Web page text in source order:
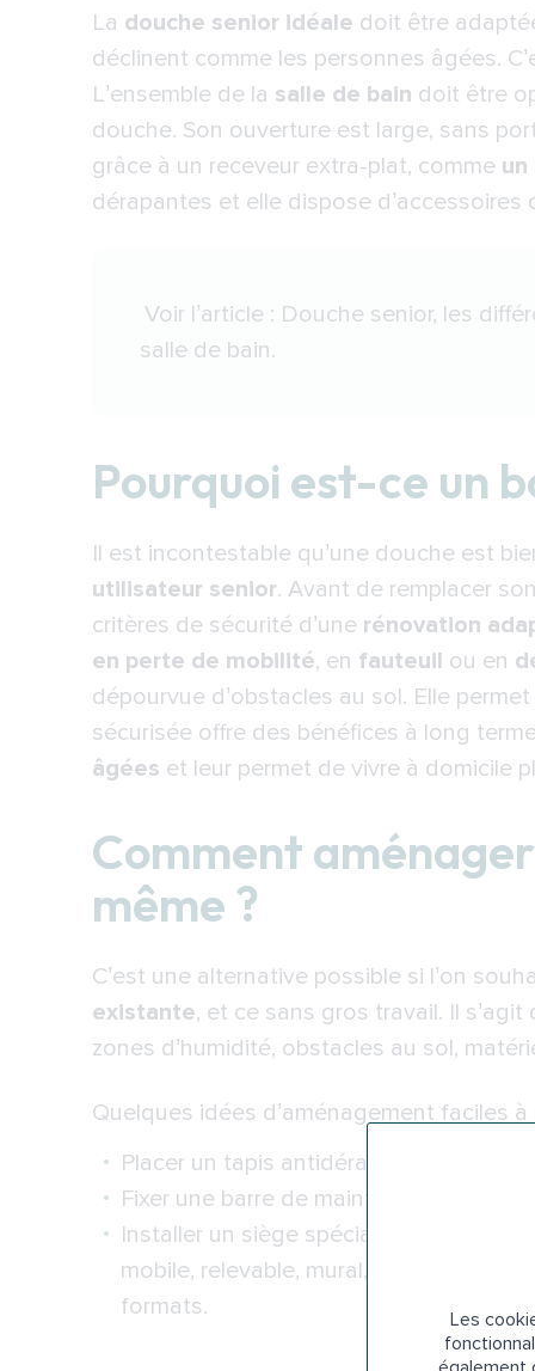
Les
Douche adaptée : faciliter le
A savoir avant d’acheter
Aménager une douche senior :
Installer une douche senior :
L’avantage d’une douche de
La solution innovante à prix
Comment équiper une salle de
La douche senior idéale doit être
déclinent comme les personnes âgées.
L’ensemble de la salle de bain doit être
douche. Son ouverture est large, sans
grâce à un receveur extra-plat, comme un
dérapantes et elle dispose d’accessoires
Voir l’article : Douche senior, les
salle de bain.
Pourquoi est-ce un
Il est incontestable qu’une douche est
utilisateur senior. Avant de remplacer
critères de sécurité d’une rénovation
en perte de mobilité, en fauteuil ou en
dépourvue d’obstacles au sol. Elle
sécurisée offre des bénéfices à long
âgées et leur permet de vivre à domicile
Comment
même ?
C’est une alternative possible si l’on
existante, et ce sans gros travail. Il s’agit
zones d’humidité, obstacles au sol,
Quelques idées d’aménagement faciles à
Placer un tapis antidérapant au sol,
Fixer une barre de maintien pour
Installer un siège spécial à l’intérieur
mobile, relevable, mural, rabattable…
formats.